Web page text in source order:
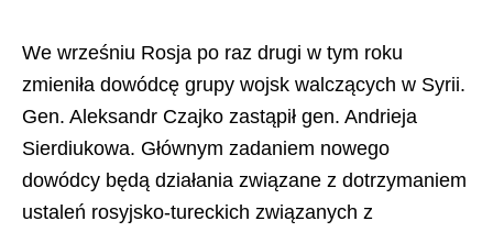
We wrześniu Rosja po raz drugi w tym roku
zmieniła dowódcę grupy wojsk walczących w Syrii.
Gen. Aleksandr Czajko zastąpił gen. Andrieja
Sierdiukowa. Głównym zadaniem nowego
dowódcy będą działania związane z dotrzymaniem
ustaleń rosyjsko-tureckich związanych z